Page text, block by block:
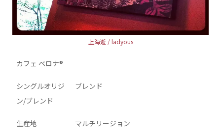
上海遊 / ladyous
カフェ ベロナ®
シングルオリジ
ン/ブレンド
ブレンド
生産地 マルチリージョン